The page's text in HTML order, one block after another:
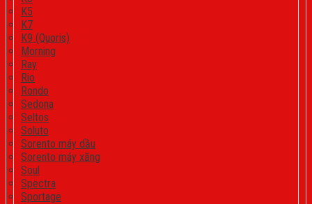
K5
K7
K9 (Quoris)
Morning
Ray
Rio
Rondo
Sedona
Seltos
Soluto
Sorento máy dầu
Sorento máy xăng
Soul
Spectra
Sportage